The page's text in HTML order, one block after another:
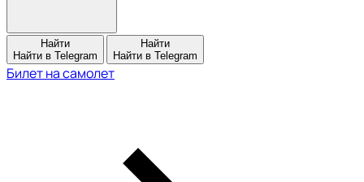
Найти
Найти в Telegram
Найти
Найти в Telegram
Билет на самолет